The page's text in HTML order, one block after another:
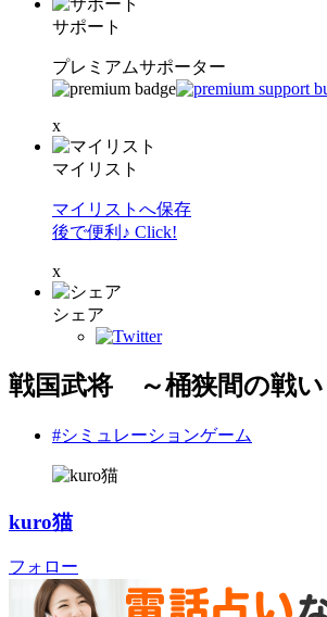
サポート
プレミアムサポーター
x
マイリスト
マイリストへ保存
後で便利♪ Click!
x
シェア
戦国武将 ～桶狭間の戦い
#シミュレーションゲーム
kuro猫
フォロー